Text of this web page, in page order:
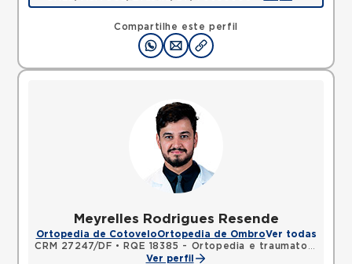
Compartilhe este perfil
Meyrelles Rodrigues Resende
Ortopedia de CotoveloOrtopedia de OmbroVer todas
CRM 27247/DF •
RQE 18385 - Ortopedia e traumatologia
Ver perfil